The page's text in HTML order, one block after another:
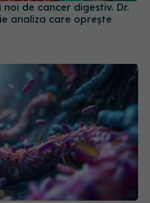
de cancer digestiv. Dr.
analiza care oprește